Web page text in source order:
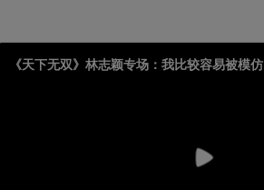
《天下无双》林志颖专场：我比较容易被模仿